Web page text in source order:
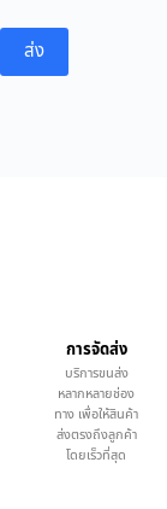
ส่ง
การจัดส่ง
บริการขนส่ง
หลากหลายช่อง
ทาง เพื่อให้สินค้า
ส่งตรงถึงลูกค้า
โดยเร็วที่สุด